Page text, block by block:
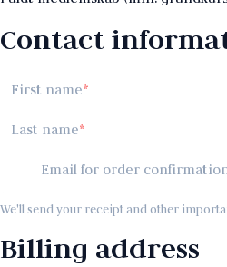
Contact
First name
Last name
Email for order
We'll send your receipt and other
Billing address